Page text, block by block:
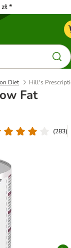
*
Diet Hill's
Fat
(283)